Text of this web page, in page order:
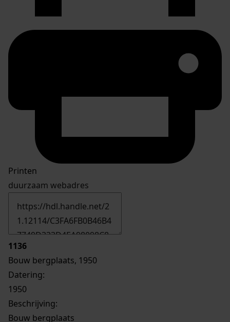
Printen
duurzaam webadres
1136
Bouw bergplaats, 1950
Datering:
1950
Beschrijving:
Bouw bergplaats